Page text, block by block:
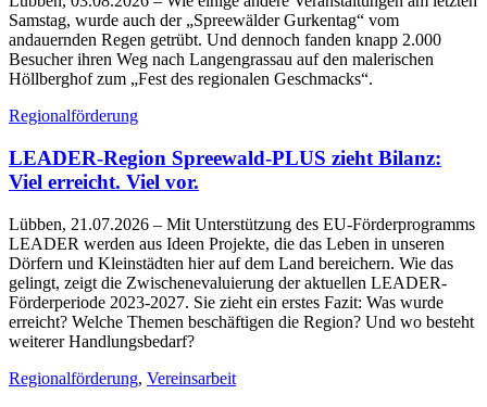
Samstag, wurde auch der „Spreewälder Gurkentag“ vom
andauernden Regen getrübt. Und dennoch fanden knapp 2.000
Besucher ihren Weg nach Langengrassau auf den malerischen
Höllberghof zum „Fest des regionalen Geschmacks“.
Regionalförderung
LEADER-Region Spreewald-PLUS zieht Bilanz:
Viel erreicht. Viel vor.
Lübben, 21.07.2026 – Mit Unterstützung des EU-Förderprogramms
LEADER werden aus Ideen Projekte, die das Leben in unseren
Dörfern und Kleinstädten hier auf dem Land bereichern. Wie das
gelingt, zeigt die Zwischenevaluierung der aktuellen LEADER-
Förderperiode 2023-2027. Sie zieht ein erstes Fazit: Was wurde
erreicht? Welche Themen beschäftigen die Region? Und wo besteht
weiterer Handlungsbedarf?
Regionalförderung, Vereinsarbeit